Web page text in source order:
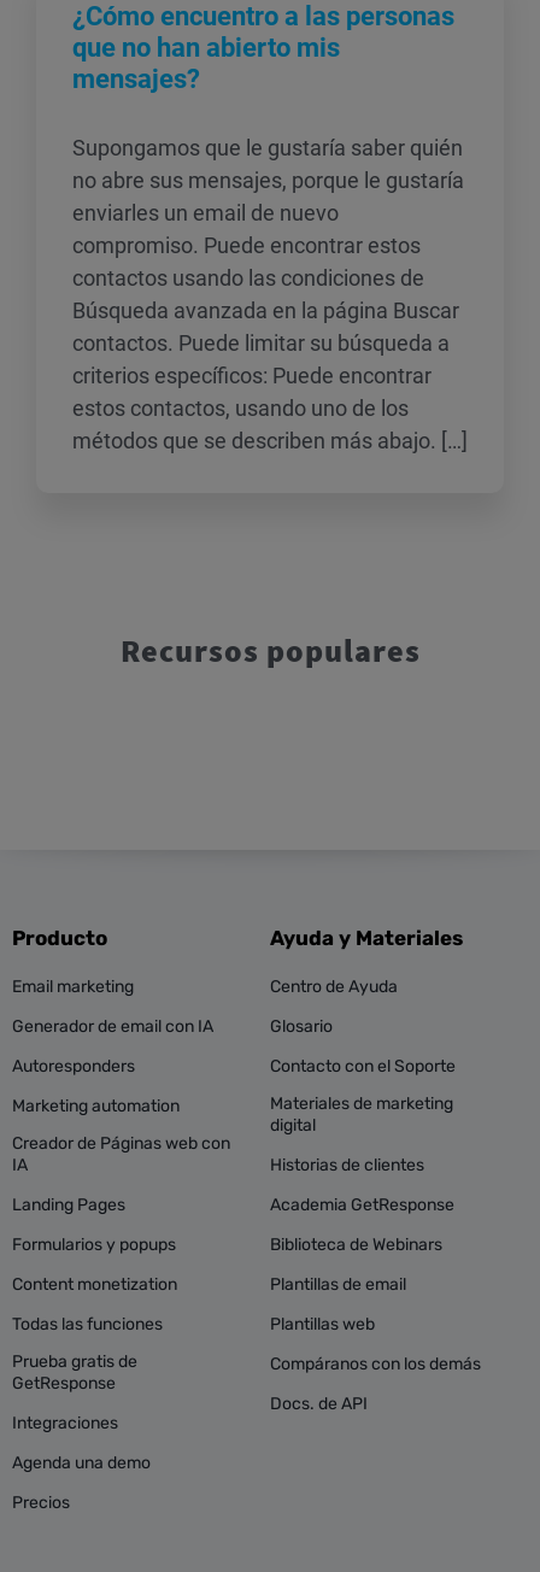
¿Cómo encuentro a las personas
que no han abierto mis
mensajes?
Supongamos que le gustaría saber quién
no abre sus mensajes, porque le gustaría
enviarles un email de nuevo
compromiso. Puede encontrar estos
contactos usando las condiciones de
Búsqueda avanzada en la página Buscar
contactos. Puede limitar su búsqueda a
criterios específicos: Puede encontrar
estos contactos, usando uno de los
métodos que se describen más abajo. […]
Recursos populares
Producto
Email marketing
Generador de email con IA
Autoresponders
Marketing automation
Creador de Páginas web con
IA
Landing Pages
Formularios y popups
Content monetization
Todas las funciones
Prueba gratis de
GetResponse
Integraciones
Agenda una demo
Precios
Ayuda y Materiales
Centro de Ayuda
Glosario
Contacto con el Soporte
Materiales de marketing
digital
Historias de clientes
Academia GetResponse
Biblioteca de Webinars
Plantillas de email
Plantillas web
Compáranos con los demás
Docs. de API